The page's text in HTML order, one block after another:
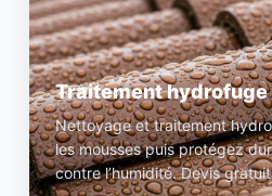
Traitement
Nettoyage et traitement
les mousses puis protégez
contre l’humidité. Devis